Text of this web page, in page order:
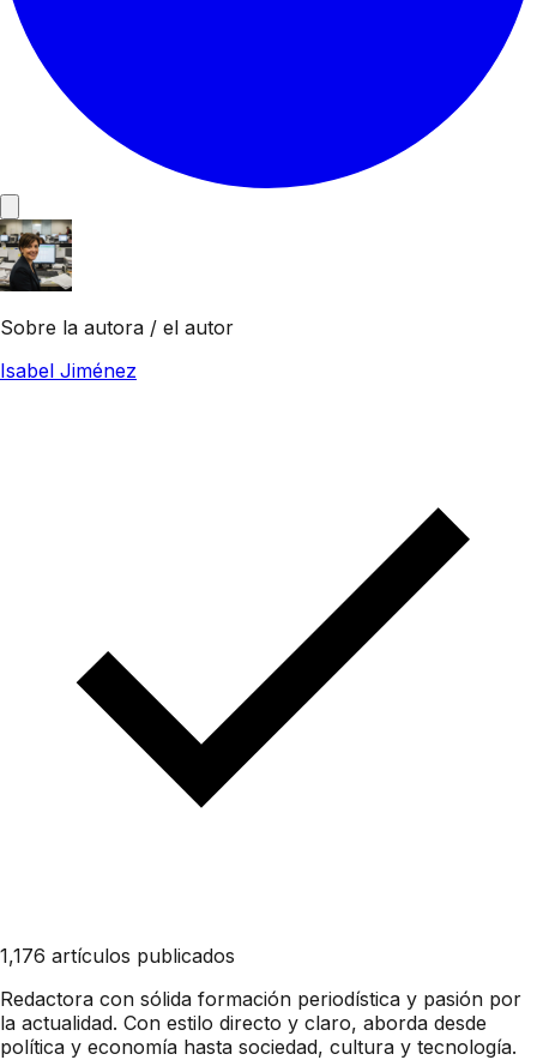
Sobre la autora / el autor
Isabel Jiménez
1,176 artículos publicados
Redactora con sólida formación periodística y pasión por
la actualidad. Con estilo directo y claro, aborda desde
política y economía hasta sociedad, cultura y tecnología.